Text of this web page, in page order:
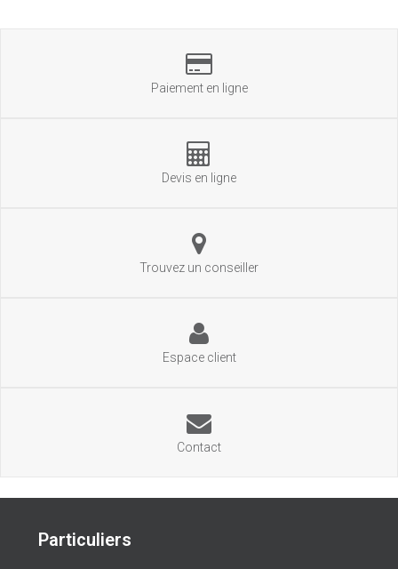
Paiement en ligne
Devis en ligne
Trouvez un conseiller
Espace client
Contact
Particuliers